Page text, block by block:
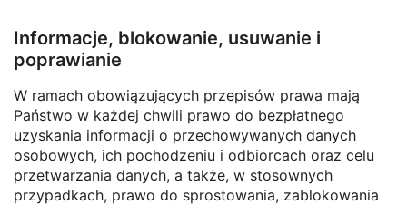
Informacje, blokowanie, usuwanie i
poprawianie
W ramach obowiązujących przepisów prawa mają
Państwo w każdej chwili prawo do bezpłatnego
uzyskania informacji o przechowywanych danych
osobowych, ich pochodzeniu i odbiorcach oraz celu
przetwarzania danych, a także, w stosownych
przypadkach, prawo do sprostowania, zablokowania